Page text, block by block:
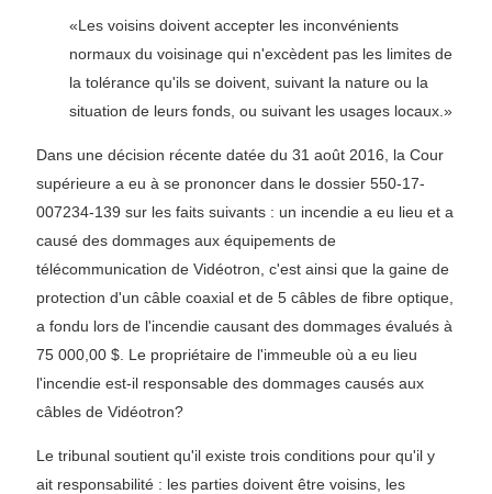
«Les voisins doivent accepter les inconvénients
normaux du voisinage qui n'excèdent pas les limites de
la tolérance qu'ils se doivent, suivant la nature ou la
situation de leurs fonds, ou suivant les usages locaux.»
Dans une décision récente datée du 31 août 2016, la Cour
supérieure a eu à se prononcer dans le dossier 550-17-
007234-139 sur les faits suivants : un incendie a eu lieu et a
causé des dommages aux équipements de
télécommunication de Vidéotron, c'est ainsi que la gaine de
protection d'un câble coaxial et de 5 câbles de fibre optique,
a fondu lors de l'incendie causant des dommages évalués à
75 000,00 $. Le propriétaire de l'immeuble où a eu lieu
l'incendie est-il responsable des dommages causés aux
câbles de Vidéotron?
Le tribunal soutient qu'il existe trois conditions pour qu'il y
ait responsabilité : les parties doivent être voisins, les